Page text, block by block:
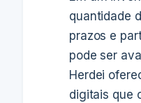
quantidade
prazos e
pode ser
Herdei
digitais que